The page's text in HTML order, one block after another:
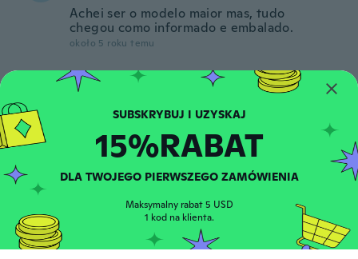
Achei ser o modelo maior mas, tudo
chegou como informado e embalado.
około 5 roku temu
Nikos
Λάθος προϊόν
około 5 roku temu
J Julio
Rok dołączenia 2020 opinie · 4
około 5 roku temu
15%RABAT
DLA TWOJEGO PIERWSZEGO ZAMÓWIENIA
Maksymalny rabat 5 USD
1 kod na klienta.